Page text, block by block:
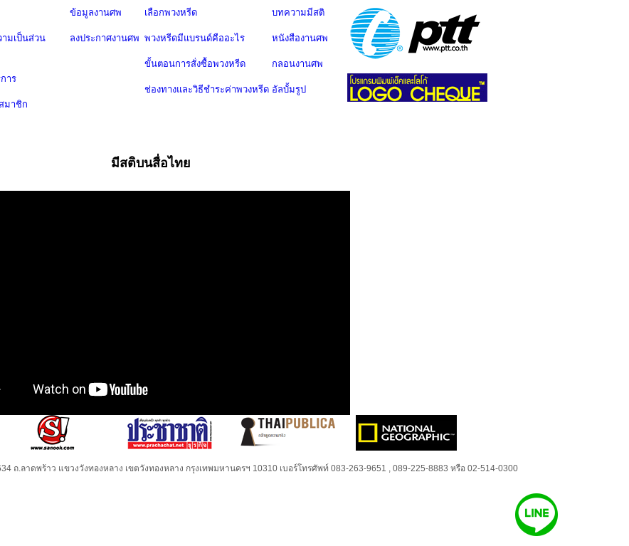
มเป็นส่วน
าร
มาชิก
ข้อมูลงานศพ
ลงประกาศงานศพ
เลือกพวงหรีด
พวงหรีดมีแบรนด์คืออะไร
ขั้นตอนการสั่งซื้อพวงหรีด
ช่องทางและวิธีชำระค่าพวงหรีด
บทความมีสติ
หนังสืองานศพ
กลอนงานศพ
อัลบั้มรูป
มีสติบนสื่อไทย
ถ.ลาดพร้าว แขวงวังทองหลาง เขตวังทองหลาง กรุงเทพมหานครฯ 10310 เบอร์โทรศัพท์ 083-263-9651 , 089-225-8883 หรือ 02-514-0300